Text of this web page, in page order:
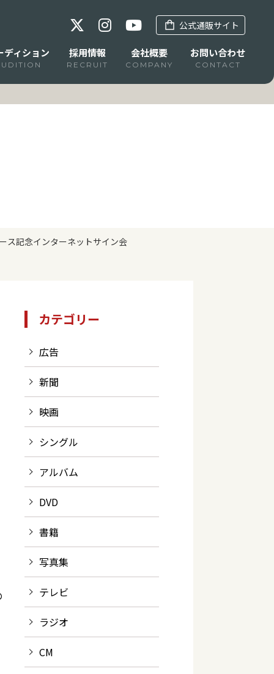
公式通販サイト
ディション 採用情報
RECRUIT
会社概要
COMPANY
お問い合わせ
CONTACT
ス記念インターネットサイン会
カテゴリー
広告
新聞
映画
シングル
アルバム
DVD
書籍
写真集
テレビ
ラジオ
CM